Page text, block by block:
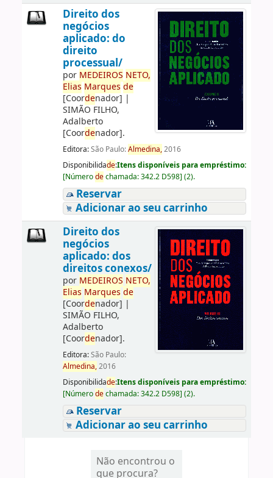
Direito dos
negócios
aplicado: do
direito
processual/
por MEDEIROS NETO,
Elias Marques de
[Coordenador] |
SIMÃO FILHO,
Adalberto
[Coordenador].
Editora:São Paulo:Almedina,2016
Disponibilidade:Itens disponíveis para empréstimo:
[Númerodechamada:342.2 D598] (2).
Reservar
Adicionar ao seu carrinho
Direito dos
negócios
aplicado: dos
direitos conexos/
por MEDEIROS NETO,
Elias Marques de
[Coordenador] |
SIMÃO FILHO,
Adalberto
[Coordenador].
Editora:São Paulo:
Almedina,2016
Disponibilidade:Itens disponíveis para empréstimo:
[Númerodechamada:342.2 D598] (2).
Reservar
Adicionar ao seu carrinho
Não encontrou o
que procura?